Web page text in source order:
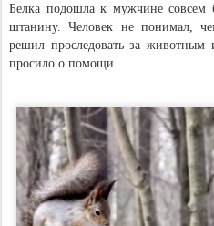
Белка подошла к мужчине совсем
штанину. Человек не понимал,
решил проследовать за
просило о помощи.